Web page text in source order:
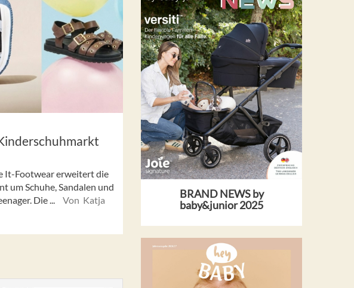
It-Footwear erweitert die
um Schuhe, Sandalen und
Die ...
Von Katja
BRAND NEWS by
baby&junior 2025